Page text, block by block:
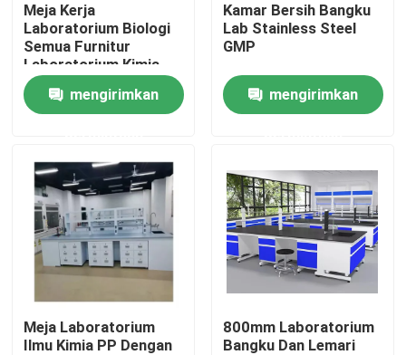
Produk
Tentang kami
Kontrol kualitas
Hubungi kami
kasus
Meja Kerja
Laboratorium Biologi
Semua Furnitur
Laboratorium Kimia
Baja
mengirimkan
Kamar Bersih Bangku
Lab Stainless Steel
GMP
mengirimkan
Meja Laboratorium
Ilmu Kimia PP Dengan
800mm Laboratorium
Bangku Dan Lemari